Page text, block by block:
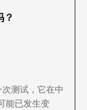
测试，它在中
能已发生变